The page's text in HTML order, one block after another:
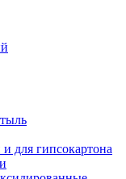
для гипсокартона